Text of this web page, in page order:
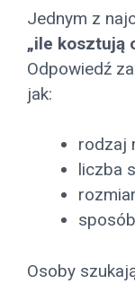
Jednym z
„ile kosztują
Odpowiedź
jak:
rodzaj
liczba
Osoby